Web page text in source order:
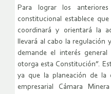
Para lograr los
constitucional establece
coordinará y orientará la
llevará al cabo la regulación
demande el interés
otorga esta Constitución”.
ya que la planeación de la
empresarial Cámara